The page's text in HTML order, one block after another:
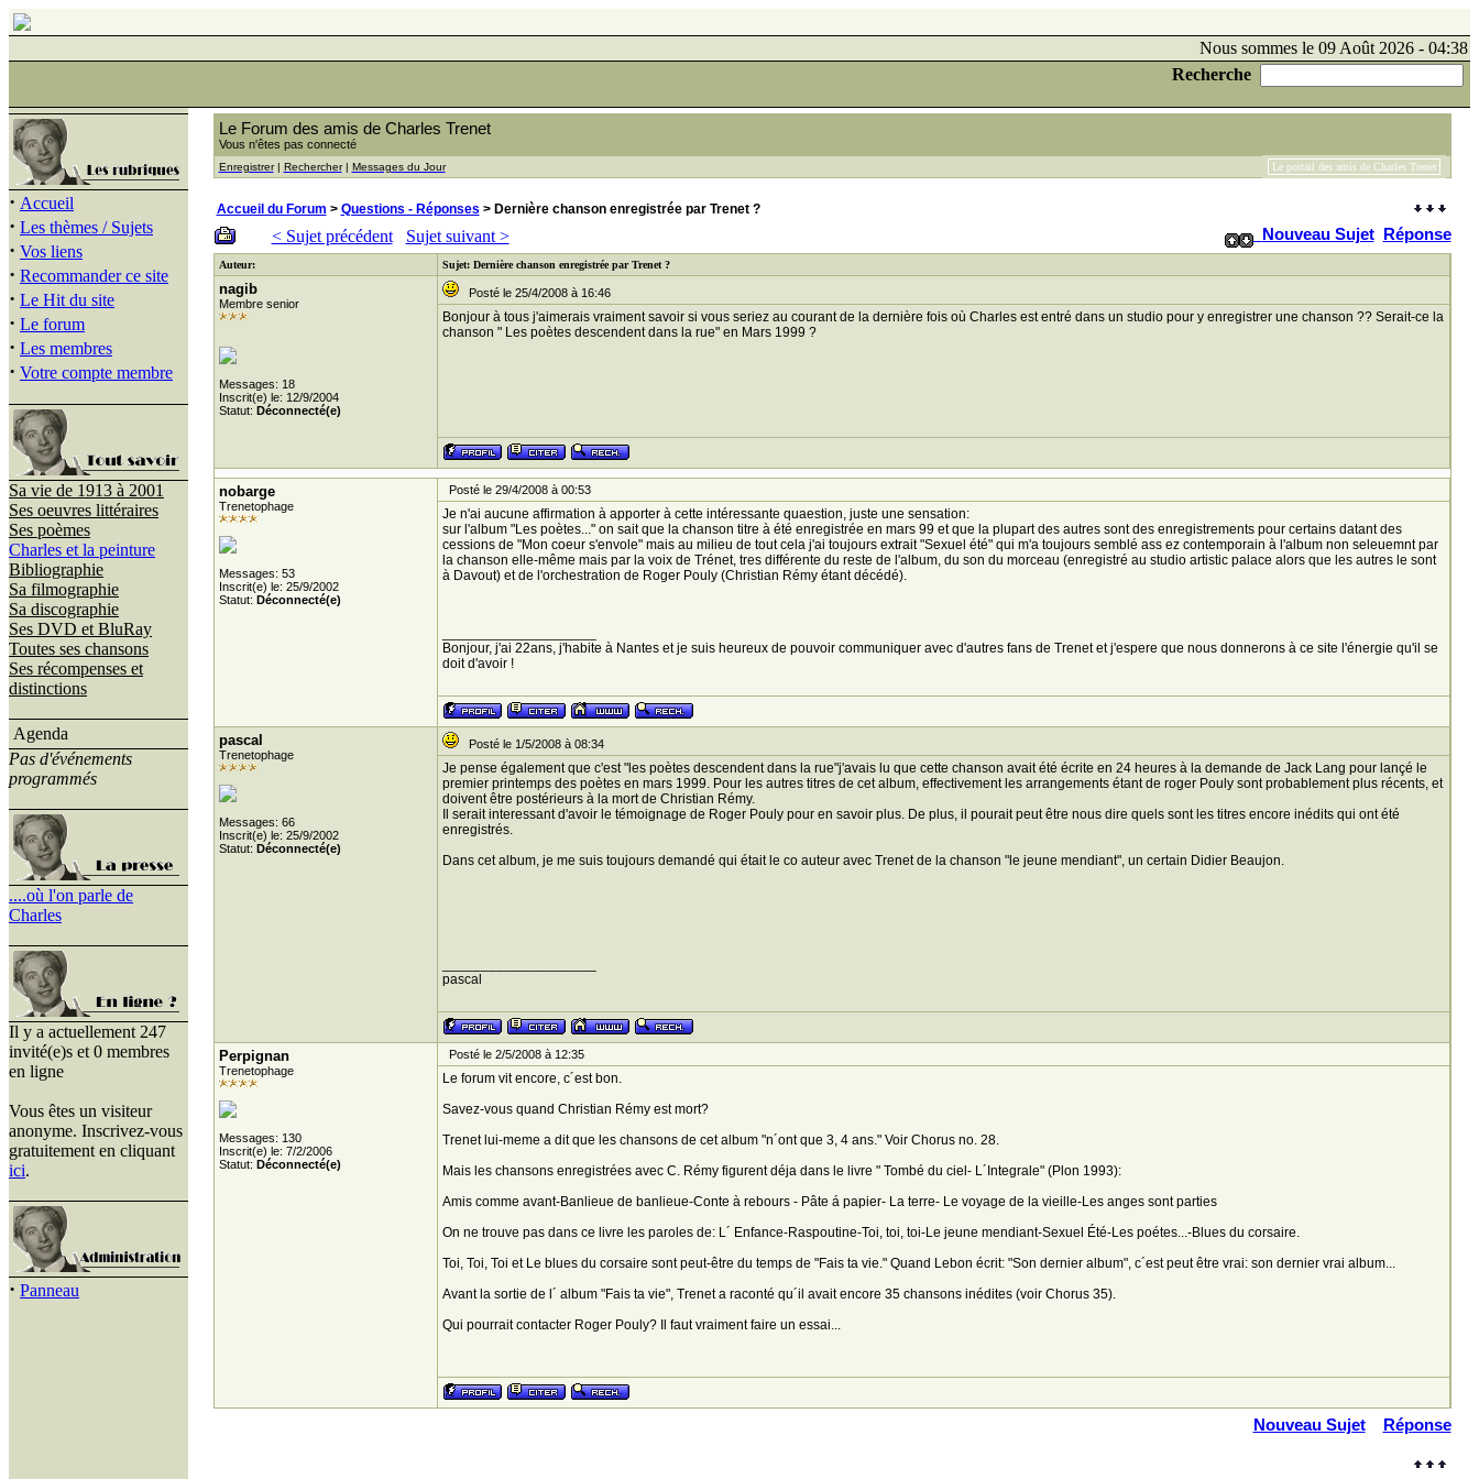
Nous sommes le 09 Août 2026 - 04:38
Recherche
· Accueil
· Les thèmes / Sujets
· Vos liens
· Recommander ce site
· Le Hit du site
· Le forum
· Les membres
· Votre compte membre
Sa vie de 1913 à 2001
Ses oeuvres littéraires
Ses poèmes
Charles et la peinture
Bibliographie
Sa filmographie
Sa discographie
Ses DVD et BluRay
Toutes ses chansons
Ses récompenses et
distinctions
Agenda
Pas d'événements
programmés
....où l'on parle de
Charles
Il y a actuellement 247
invité(e)s et 0 membres
en ligne
Vous êtes un visiteur
anonyme. Inscrivez-vous
gratuitement en cliquant
ici.
· Panneau
Le Forum des amis de Charles Trenet
Vous n'êtes pas connecté
Enregistrer| Rechercher| Messages du Jour Le portail des amis de Charles Trenet
Accueil du Forum > Questions - Réponses > Dernière chanson enregistrée par Trenet ?
< Sujet précédent Sujet suivant > Nouveau Sujet Réponse
Auteur: Sujet: Dernière chanson enregistrée par Trenet ?
nagib
Membre senior
Messages: 18
Inscrit(e) le: 12/9/2004
Statut: Déconnecté(e)
Posté le 25/4/2008 à 16:46
Bonjour à tous j'aimerais vraiment savoir si vous seriez au courant de la dernière fois où Charles est entré dans un studio pour y enregistrer une chanson ?? Serait-ce la
chanson " Les poètes descendent dans la rue" en Mars 1999 ?
nobarge
Trenetophage
Messages: 53
Inscrit(e) le: 25/9/2002
Statut: Déconnecté(e)
Posté le 29/4/2008 à 00:53
Je n'ai aucune affirmation à apporter à cette intéressante quaestion, juste une sensation:
sur l'album "Les poètes..." on sait que la chanson titre à été enregistrée en mars 99 et que la plupart des autres sont des enregistrements pour certains datant des
cessions de "Mon coeur s'envole" mais au milieu de tout cela j'ai toujours extrait "Sexuel été" qui m'a toujours semblé ass ez contemporain à l'album non seleuemnt par
la chanson elle-même mais par la voix de Trénet, tres différente du reste de l'album, du son du morceau (enregistré au studio artistic palace alors que les autres le sont
à Davout) et de l'orchestration de Roger Pouly (Christian Rémy étant décédé).
Bonjour, j'ai 22ans, j'habite à Nantes et je suis heureux de pouvoir communiquer avec d'autres fans de Trenet et j'espere que nous donnerons à ce site l'énergie qu'il se
doit d'avoir !
pascal
Trenetophage
Messages: 66
Inscrit(e) le: 25/9/2002
Statut: Déconnecté(e)
Posté le 1/5/2008 à 08:34
Je pense également que c'est "les poètes descendent dans la rue"j'avais lu que cette chanson avait été écrite en 24 heures à la demande de Jack Lang pour lançé le
premier printemps des poètes en mars 1999. Pour les autres titres de cet album, effectivement les arrangements étant de roger Pouly sont probablement plus récents, et
doivent être postérieurs à la mort de Christian Rémy.
Il serait interessant d'avoir le témoignage de Roger Pouly pour en savoir plus. De plus, il pourait peut être nous dire quels sont les titres encore inédits qui ont été
enregistrés.
Dans cet album, je me suis toujours demandé qui était le co auteur avec Trenet de la chanson "le jeune mendiant", un certain Didier Beaujon.
pascal
Perpignan
Trenetophage
Messages: 130
Inscrit(e) le: 7/2/2006
Statut: Déconnecté(e)
Posté le 2/5/2008 à 12:35
Le forum vit encore, c´est bon.
Savez-vous quand Christian Rémy est mort?
Trenet lui-meme a dit que les chansons de cet album "n´ont que 3, 4 ans." Voir Chorus no. 28.
Mais les chansons enregistrées avec C. Rémy figurent déja dans le livre " Tombé du ciel- L´Integrale" (Plon 1993):
Amis comme avant-Banlieue de banlieue-Conte à rebours - Pâte á papier- La terre- Le voyage de la vieille-Les anges sont parties
On ne trouve pas dans ce livre les paroles de: L´ Enfance-Raspoutine-Toi, toi, toi-Le jeune mendiant-Sexuel Été-Les poétes...-Blues du corsaire.
Toi, Toi, Toi et Le blues du corsaire sont peut-être du temps de "Fais ta vie." Quand Lebon écrit: "Son dernier album", c´est peut être vrai: son dernier vrai album...
Avant la sortie de l´ album "Fais ta vie", Trenet a raconté qu´il avait encore 35 chansons inédites (voir Chorus 35).
Qui pourrait contacter Roger Pouly? Il faut vraiment faire un essai...
Nouveau Sujet Réponse